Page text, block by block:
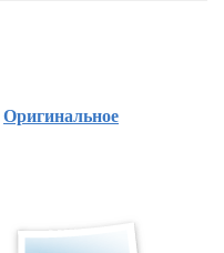
Оригинальное